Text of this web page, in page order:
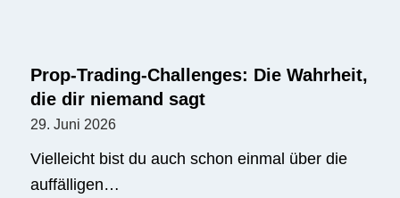
Prop-Trading-Challenges: Die Wahrheit,
die dir niemand sagt
29. Juni 2026
Vielleicht bist du auch schon einmal über die
auffälligen…